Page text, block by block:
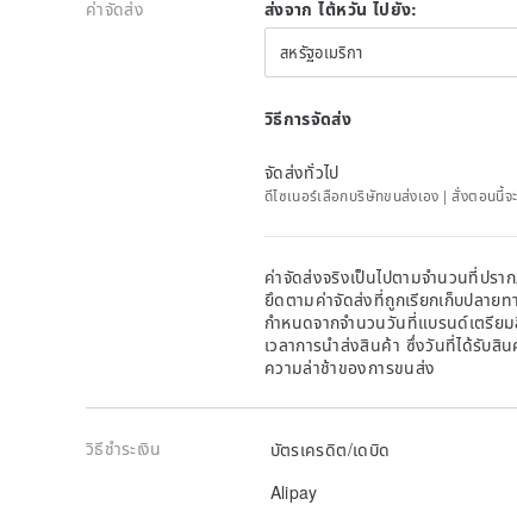
ค่าจัดส่ง ส่งจาก ไต้หวัน ไปยัง:
สหรัฐอเมริกา
วิธีการจัดส่ง
จัดส่งทั่วไป
ดีไซเนอร์เลือกบริษัทขนส่งเอง | สั่งตอนนี้
ค่าจัดส่งจริงเป็นไปตามจำนวนที่ปรา
ยึดตามค่าจัดส่งที่ถูกเรียกเก็บปลายท
กำหนดจากจำนวนวันที่แบรนด์เตรีย
เวลาการนำส่งสินค้า ซึ่งวันที่ได้รับสิ
ความล่าช้าของการขนส่ง
วิธีชำระเงิน
บัตรเครดิต/เดบิด
Alipay